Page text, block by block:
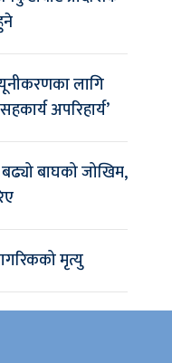
लागि
अपरिहार्य’
बाघको जोखिम,
मृत्यु